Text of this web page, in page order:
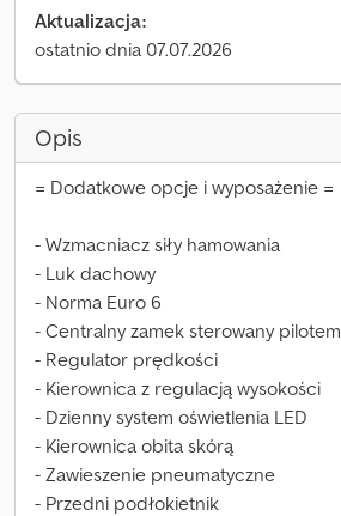
Aktualizacja:
ostatnio dnia 07.07.2026
Opis
= Dodatkowe opcje i wyposażenie =
- Wzmacniacz siły hamowania
- Luk dachowy
- Norma Euro 6
- Centralny zamek sterowany pilotem
- Regulator prędkości
- Kierownica z regulacją wysokości
- Dzienny system oświetlenia LED
- Kierownica obita skórą
- Zawieszenie pneumatyczne
- Przedni podłokietnik